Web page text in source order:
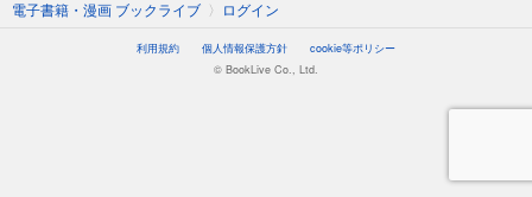
電子書籍・漫画 ブックライブ 〉 ログイン
利用規約 個人情報保護方針
cookie等ポリシー
© BookLive Co., Ltd.